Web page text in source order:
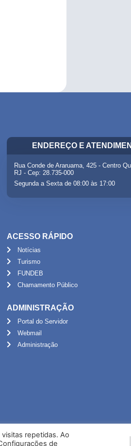
ENDEREÇO E
Rua Conde de Araruama, 425 - Centro
RJ - Cep: 28.735-000
Segunda a Sexta de 08:00 às 17:00
ACESSO RÁPIDO
Notícias
Turismo
FUNDEB
Chamamento Público
ADMINISTRAÇÃO
Portal do Servidor
Webmail
Administração
repetidas. Ao
de